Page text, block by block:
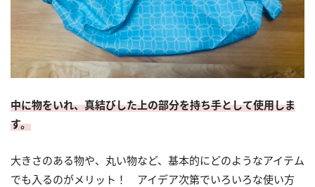
中に物をいれ、真結びした上の部分を持ち手として使用しま
す。
大きさのある物や、丸い物など、基本的にどのようなアイテム
でも入るのがメリット！ アイデア次第でいろいろな使い方